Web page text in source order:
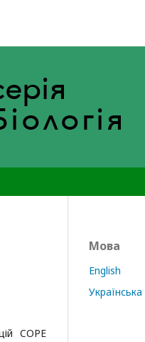
COPE
Мова
English
Українська